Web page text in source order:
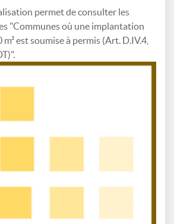
permet de consulter les
"Communes où une implantation
est soumise à permis (Art. D.IV.4,